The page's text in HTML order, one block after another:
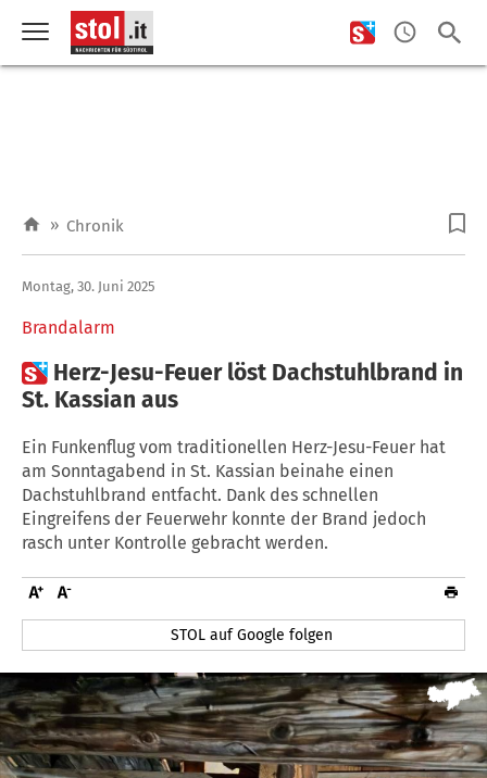
» Chronik
Brandalarm
Montag, 30. Juni 2025
 Herz-Jesu-Feuer löst Dachstuhlbrand in
St. Kassian aus
Ein Funkenflug vom traditionellen Herz-Jesu-Feuer hat
am Sonntagabend in St. Kassian beinahe einen
Dachstuhlbrand entfacht. Dank des schnellen
Eingreifens der Feuerwehr konnte der Brand jedoch
rasch unter Kontrolle gebracht werden.
STOL auf Google folgen